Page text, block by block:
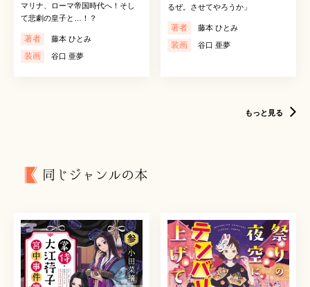
マリナ、ローマ帝国時代へ！そし
て悲劇の皇子と…！？
著者 藤本 ひとみ
装画 谷口 亜夢
るぜ。させてやろうか」
著者 藤本 ひとみ
装画 谷口 亜夢
もっと見る
同じジャンルの本